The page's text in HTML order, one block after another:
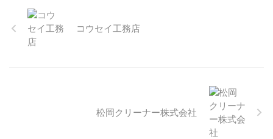
コウセイ工務店
松岡クリーナー株式会社